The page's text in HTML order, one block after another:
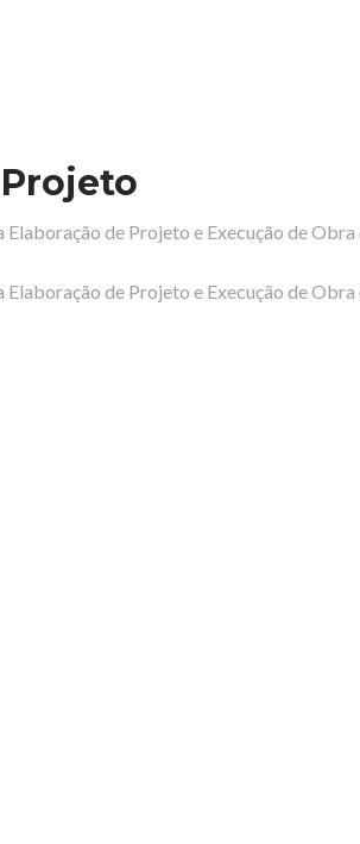
Elaboração de Projeto e Execução de
Elaboração de Projeto e Execução de